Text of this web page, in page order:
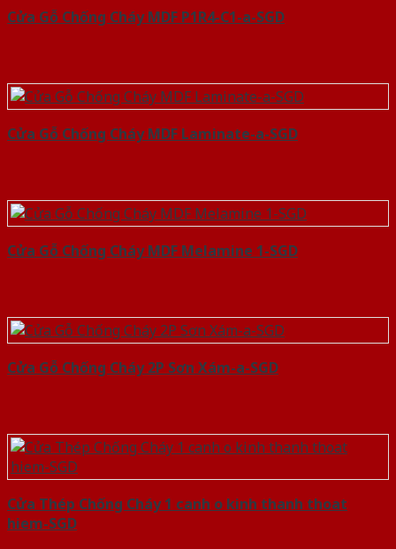
Cửa Gỗ Chống Cháy MDF P1R4-C1-a-SGD
Cửa Gỗ Chống Cháy MDF Laminate-a-SGD
Cửa Gỗ Chống Cháy MDF Melamine 1-SGD
Cửa Gỗ Chống Cháy 2P Sơn Xám-a-SGD
Cửa Thép Chống Cháy 1 canh o kinh thanh thoat
hiem-SGD